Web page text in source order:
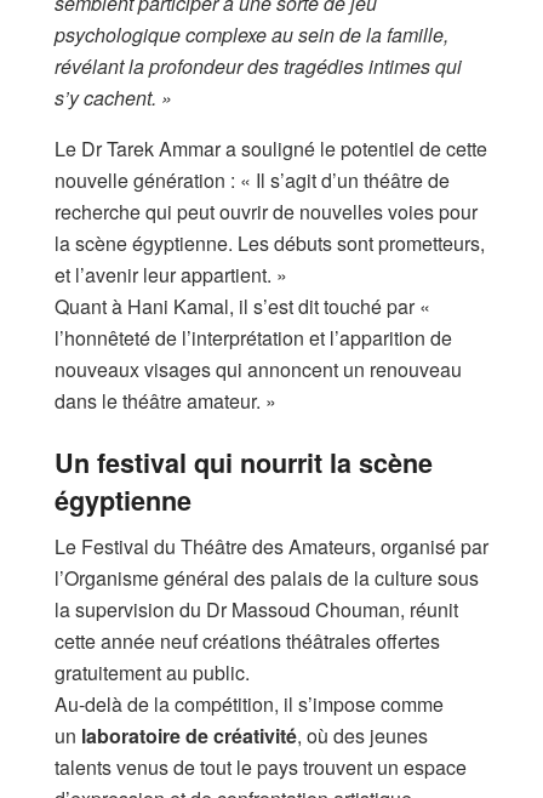
psychologique complexe au sein de la famille,
révélant la profondeur des tragédies intimes qui
s’y cachent. »
Le Dr Tarek Ammar a souligné le potentiel de cette
nouvelle génération : « Il s’agit d’un théâtre de
recherche qui peut ouvrir de nouvelles voies pour
la scène égyptienne. Les débuts sont prometteurs,
et l’avenir leur appartient. »
Quant à Hani Kamal, il s’est dit touché par «
l’honnêteté de l’interprétation et l’apparition de
nouveaux visages qui annoncent un renouveau
dans le théâtre amateur. »
Un festival qui nourrit la scène
égyptienne
Le Festival du Théâtre des Amateurs, organisé par
l’Organisme général des palais de la culture sous
la supervision du Dr Massoud Chouman, réunit
cette année neuf créations théâtrales offertes
gratuitement au public.
Au-delà de la compétition, il s’impose comme
un laboratoire de créativité, où des jeunes
talents venus de tout le pays trouvent un espace